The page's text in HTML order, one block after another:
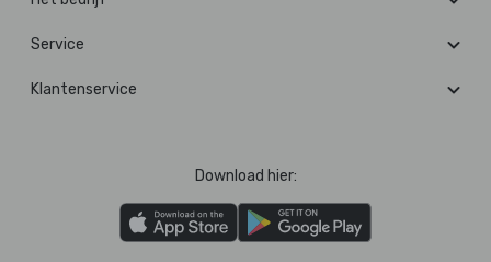
Service
Klantenservice
Download hier: